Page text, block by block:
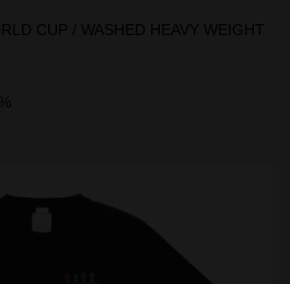
CUP / WASHED HEAVY WEIGHT